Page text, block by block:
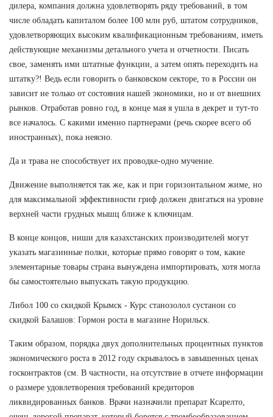
дилера, компания должна удовлетворять ряду требований, в том
числе обладать капиталом более 100 млн руб, штатом сотрудников,
удовлетворяющих высоким квалификационным требованиям, иметь
действующие механизмы детального учета и отчетности. Писать
свое, заменять ими штатные функции, а затем опять переходить на
штатку?! Ведь если говорить о банковском секторе, то в России он
зависит не только от состояния нашей экономики, но и от внешних
рынков. Отработав ровно год, в конце мая я ушла в декрет и тут-то
все началось. С какими именно партнерами (речь скорее всего об
иностранных), пока неясно.
Да и трава не способствует их проводке-одно мучение.
Движение выполняется так же, как и при горизонтальном жиме, но
для максимальной эффективности гриф должен двигаться на уровне
верхней части грудных мышц ближе к ключицам.
В конце концов, ниши для казахстанских производителей могут
указать магазинные полки, которые прямо говорят о том, какие
элементарные товары страна вынуждена импортировать, хотя могла
бы самостоятельно выпускать такую продукцию.
Либол 100 со скидкой Крымск - Курс станозолол сустанон со
скидкой Балашов: Гормон роста в магазине Норильск.
Таким образом, порядка двух дополнительных процентных пунктов
экономического роста в 2012 году скрывалось в завышенных ценах
госконтрактов (см. В частности, на отсутствие в отчете информации
о размере удовлетворения требований кредиторов
ликвидированных банков. Врачи назначили препарат Ксарелто,